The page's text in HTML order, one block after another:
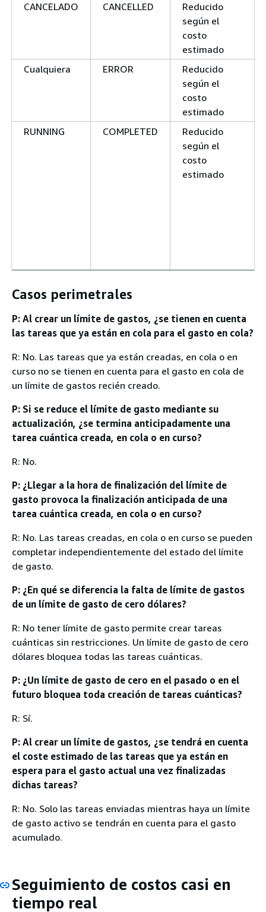
CANCELADO
CANCELLED
Reducido
según el
costo
estimado
Cualquiera
ERROR
Reducido
según el
costo
estimado
RUNNING
COMPLETED
Reducido
según el
costo
estimado
Casos perimetrales
P: Al crear un límite de gastos, ¿se tienen en cuenta
las tareas que ya están en cola para el gasto en cola?
R: No. Las tareas que ya están creadas, en cola o en
curso no se tienen en cuenta para el gasto en cola de
un límite de gastos recién creado.
P: Si se reduce el límite de gasto mediante su
actualización, ¿se termina anticipadamente una
tarea cuántica creada, en cola o en curso?
R: No.
P: ¿Llegar a la hora de finalización del límite de
gasto provoca la finalización anticipada de una
tarea cuántica creada, en cola o en curso?
R: No. Las tareas creadas, en cola o en curso se pueden
completar independientemente del estado del límite
de gasto.
P: ¿En qué se diferencia la falta de límite de gastos
de un límite de gasto de cero dólares?
R: No tener límite de gasto permite crear tareas
cuánticas sin restricciones. Un límite de gasto de cero
dólares bloquea todas las tareas cuánticas.
P: ¿Un límite de gasto de cero en el pasado o en el
futuro bloquea toda creación de tareas cuánticas?
R: Sí.
P: Al crear un límite de gastos, ¿se tendrá en cuenta
el coste estimado de las tareas que ya están en
espera para el gasto actual una vez finalizadas
dichas tareas?
R: No. Solo las tareas enviadas mientras haya un límite
de gasto activo se tendrán en cuenta para el gasto
acumulado.
Seguimiento de costos casi en
tiempo real